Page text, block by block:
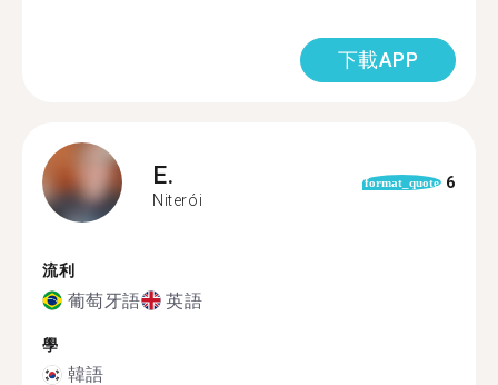
下載APP
E.
Niterói
format_quote 6
流利
葡萄牙語 英語
學
韓語